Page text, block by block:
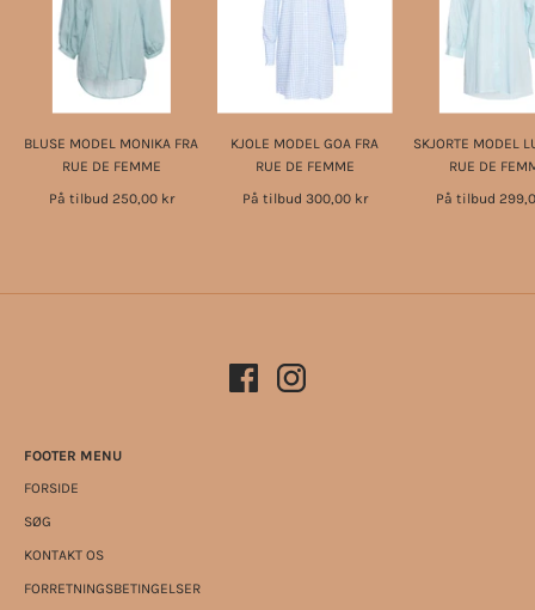
BLUSE MODEL MONIKA FRA
RUE DE FEMME
På tilbud 250,00 kr
KJOLE MODEL GOA FRA
RUE DE FEMME
På tilbud 300,00 kr
SKJORTE MODEL
RUE DE
På tilbud
FOOTER MENU
FORSIDE
SØG
KONTAKT OS
FORRETNINGSBETINGELSER